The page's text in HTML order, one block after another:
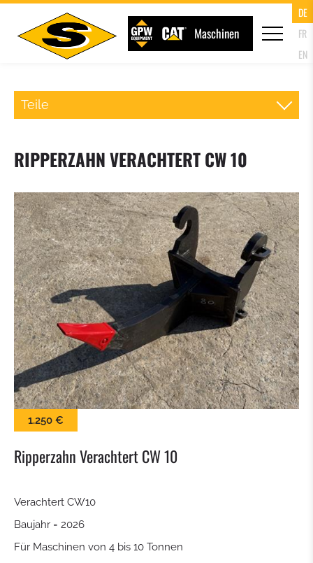
Maschinen
DE
FR
EN
Teile
LADESCHAUFEL
KLAPPSCHAUFEL (4IN1 SCHAUFEL)
HOCHKIPPSCHAUFEL
KEHRBÜRSTE
SCHNEESCHILD
BALLENZANGE
KROKODILGEBISS ZANGE
SCHNELLWECHSLER
RIPPERZAHN VERACHTERT CW 10
1.250 €
Ripperzahn Verachtert CW 10
Verachtert CW10
Baujahr = 2026
Für Maschinen von 4 bis 10 Tonnen